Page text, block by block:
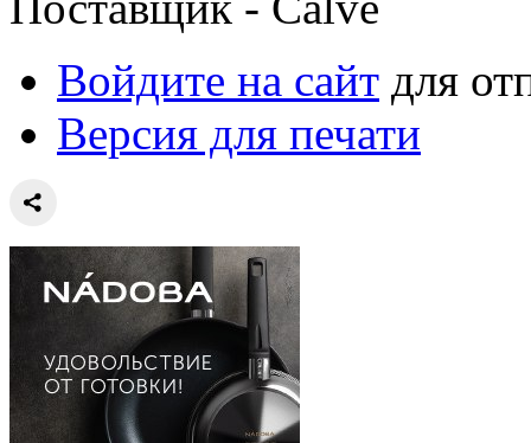
Войдите на сайт для
Версия для печати